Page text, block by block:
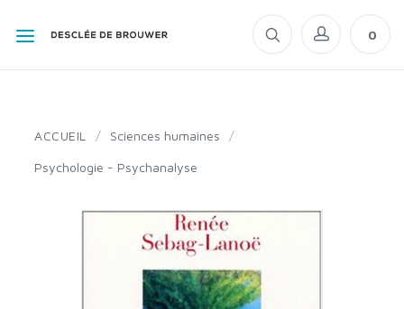
0
ACCUEIL / Sciences humaines /
Psychologie - Psychanalyse